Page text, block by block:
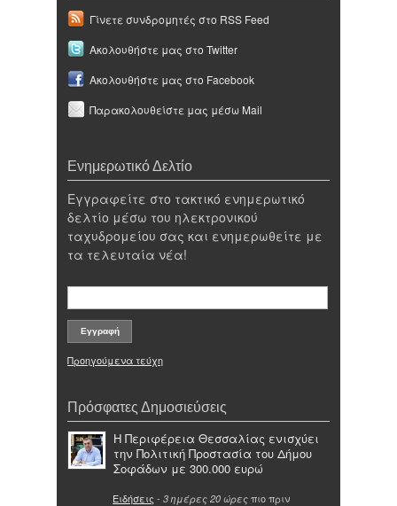
Γίνετε συνδρομητές στο RSS Feed
Ακολουθήστε μας στο Twitter
Ακολουθήστε μας στο Facebook
Παρακολουθείστε μας μέσω Mail
Ενημερωτικό Δελτίο
Εγγραφείτε στο τακτικό ενημερωτικό
δελτίο μέσω του ηλεκτρονικού
ταχυδρομείου σας και ενημερωθείτε με
τα τελευταία νέα!
Προηγούμενα τεύχη
Πρόσφατες Δημοσιεύσεις
Η Περιφέρεια Θεσσαλίας ενισχύει
την Πολιτική Προστασία του Δήμου
Σοφάδων με 300.000 ευρώ
Ειδήσεις - 3 ημέρες 20 ώρες πιο πριν